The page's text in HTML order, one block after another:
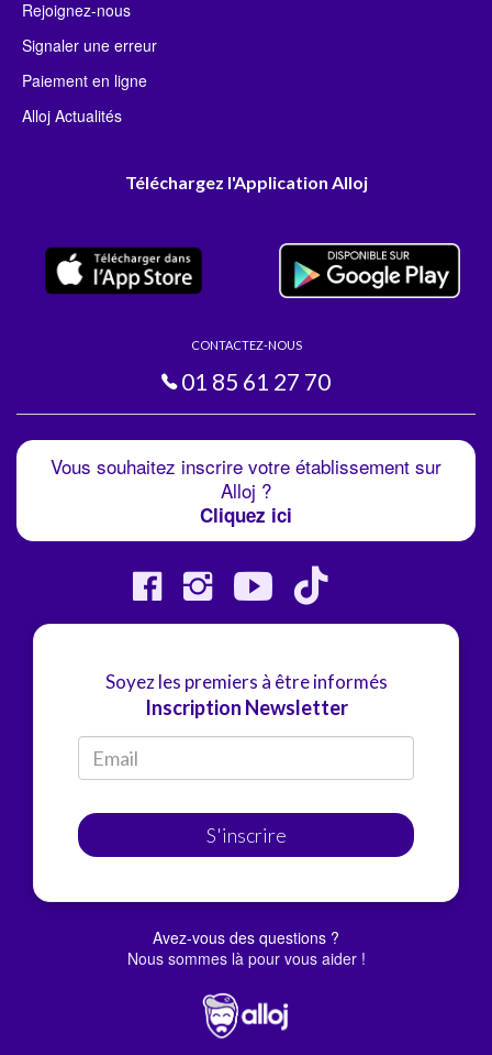
Rejoignez-nous
Signaler une erreur
Paiement en ligne
Alloj Actualités
Téléchargez l'Application Alloj
CONTACTEZ-NOUS
01 85 61 27 70
Vous souhaitez inscrire votre établissement sur
Alloj ?
Cliquez ici
Soyez les premiers à être informés
Inscription Newsletter
S'inscrire
Avez-vous des questions ?
Nous sommes là pour vous aider !